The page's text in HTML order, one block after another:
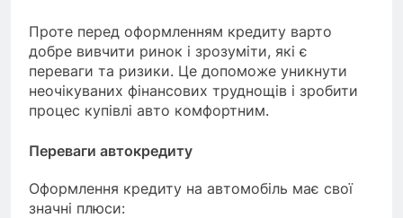
Проте перед оформленням кредиту варто
добре вивчити ринок і зрозуміти, які є
переваги та ризики. Це допоможе уникнути
неочікуваних фінансових труднощів і зробити
процес купівлі авто комфортним.
Переваги автокредиту
Оформлення кредиту на автомобіль має свої
значні плюси: